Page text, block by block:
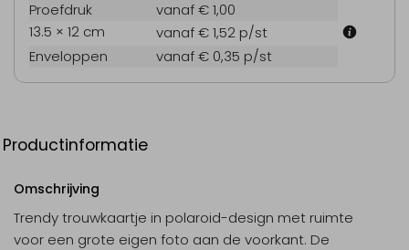
Proefdruk
vanaf € 1,00
13.5 × 12 cm
vanaf € 1,52 p/st
Enveloppen
vanaf € 0,35 p/st
Productinformatie
Omschrijving
Trendy trouwkaartje in polaroid-design met ruimte
voor een grote eigen foto aan de voorkant. De